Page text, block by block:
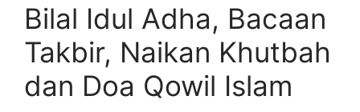
Bilal Idul Adha, Bacaan
Takbir, Naikan Khutbah
dan Doa Qowil Islam